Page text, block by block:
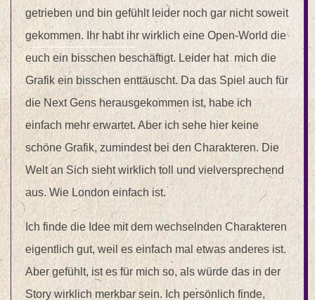
getrieben und bin gefühlt leider noch gar nicht soweit
gekommen. Ihr habt ihr wirklich eine Open-World die
euch ein bisschen beschäftigt. Leider hat mich die
Grafik ein bisschen enttäuscht. Da das Spiel auch für
die Next Gens herausgekommen ist, habe ich
einfach mehr erwartet. Aber ich sehe hier keine
schöne Grafik, zumindest bei den Charakteren. Die
Welt an Sich sieht wirklich toll und vielversprechend
aus. Wie London einfach ist.
Ich finde die Idee mit dem wechselnden Charakteren
eigentlich gut, weil es einfach mal etwas anderes ist.
Aber gefühlt, ist es für mich so, als würde das in der
Story wirklich merkbar sein. Ich persönlich finde,